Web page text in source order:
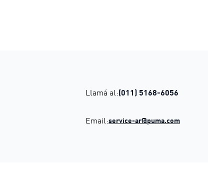
Llamá al:(011) 5168-6056
Email:service-ar@puma.com